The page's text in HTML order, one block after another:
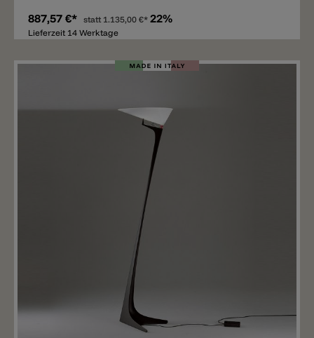
887,57 €* statt 1.135,00 €* 22%
Lieferzeit 14 Werktage